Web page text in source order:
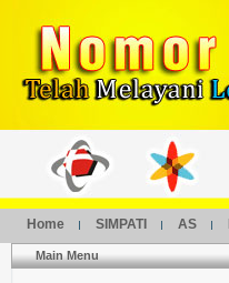
Home SIMPATI AS
Main Menu